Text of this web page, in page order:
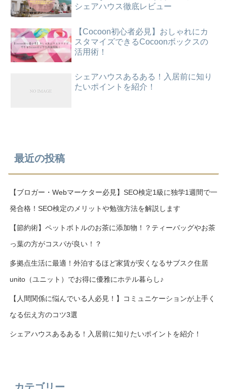
シェアハウス徹底レビュー
【Cocoon初心者必見】おしゃれにカ
スタマイズできるCocoonボックスの
活用術！
シェアハウスあるある！入居前に知り
たいポイントを紹介！
最近の投稿
【ブロガー・Webマーケター必見】SEO検定1級に独学1週間で一
発合格！SEO検定のメリットや勉強方法を解説します
【節約術】ペットボトルのお茶に添加物！？ティーバッグやお茶
っ葉の方がコスパが良い！？
多拠点生活に最適！外泊するほど家賃が安くなるサブスク住居
unito（ユニット）でお得に優雅にホテル暮らし♪
【人間関係に悩んでいる人必見！】コミュニケーションが上手く
なる伝え方のコツ3選
シェアハウスあるある！入居前に知りたいポイントを紹介！